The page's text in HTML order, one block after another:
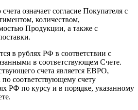
означает согласие Покупателя с
количеством,
Продукции, а также с
в рублях РФ в соответствии с
в соответствующем Счете.
счета является ЕВРО,
соответствующему cчету
РФ по курсу и в порядке, указанному